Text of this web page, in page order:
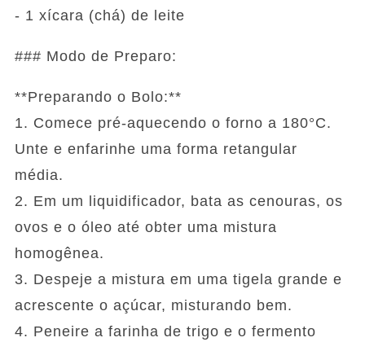
- 1 xícara (chá) de leite
### Modo de Preparo:
**Preparando o Bolo:**
1. Comece pré-aquecendo o forno a 180°C.
Unte e enfarinhe uma forma retangular
média.
2. Em um liquidificador, bata as cenouras, os
ovos e o óleo até obter uma mistura
homogênea.
3. Despeje a mistura em uma tigela grande e
acrescente o açúcar, misturando bem.
4. Peneire a farinha de trigo e o fermento